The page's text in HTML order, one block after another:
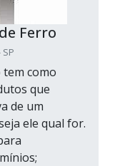
Ferro
como
que
de um
ele qual for.